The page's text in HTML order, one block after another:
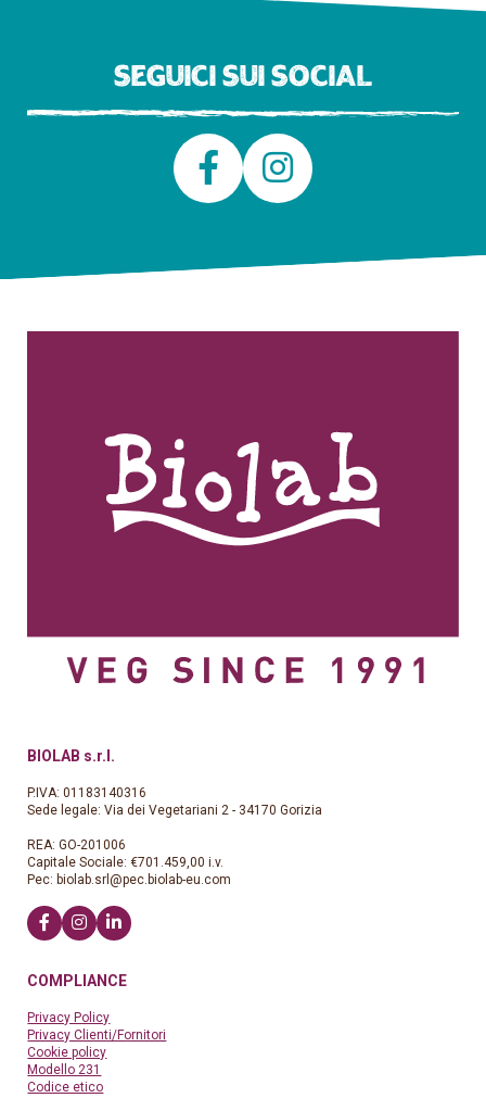
Seguici sui social
BIOLAB s.r.l.
P.IVA: 01183140316
Sede legale: Via dei Vegetariani 2 - 34170 Gorizia
REA: GO-201006
Capitale Sociale: €701.459,00 i.v.
Pec: biolab.srl@pec.biolab-eu.com
COMPLIANCE
Privacy Policy
Privacy Clienti/Fornitori
Cookie policy
Modello 231
Codice etico